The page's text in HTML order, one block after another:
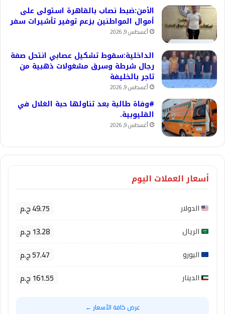
الأمن:ضبط نصاب بالقاهرة استولى على
أموال المواطنين بزعم توفير تأشيرات سفر
أغسطس 9, 2026
الداخلية:سقوط تشكيل عصابي انتحل صفة
رجال شرطة وسرق مشغولات ذهبية من
تاجر بالخليفة
أغسطس 9, 2026
#وفاة طالبة بعد تناولها حبة الغلال في
القليوبية.
أغسطس 9, 2026
أسعار العملات اليوم
الدولار 49.75 ج.م
الريال 13.28 ج.م
اليورو 57.47 ج.م
الدينار 161.55 ج.م
عرض كافة الأسعار ←